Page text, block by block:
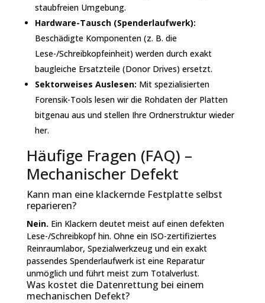
staubfreien Umgebung.
Hardware-Tausch (Spenderlaufwerk):
Beschädigte Komponenten (z. B. die
Lese-/Schreibkopfeinheit) werden durch exakt
baugleiche Ersatzteile (Donor Drives) ersetzt.
Sektorweises Auslesen: Mit spezialisierten
Forensik-Tools lesen wir die Rohdaten der Platten
bitgenau aus und stellen Ihre Ordnerstruktur wieder
her.
Häufige Fragen (FAQ) –
Mechanischer Defekt
Kann man eine klackernde Festplatte selbst
reparieren?
Nein. Ein Klackern deutet meist auf einen defekten
Lese-/Schreibkopf hin. Ohne ein ISO-zertifiziertes
Reinraumlabor, Spezialwerkzeug und ein exakt
passendes Spenderlaufwerk ist eine Reparatur
unmöglich und führt meist zum Totalverlust.
Was kostet die Datenrettung bei einem
mechanischen Defekt?